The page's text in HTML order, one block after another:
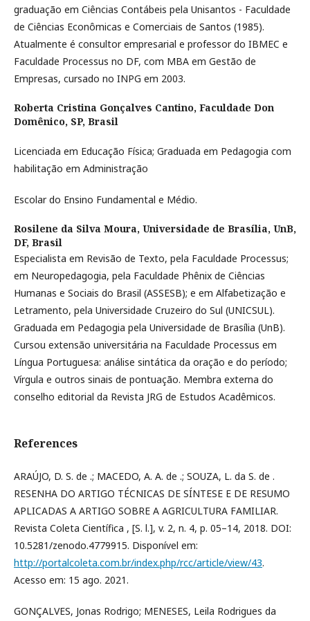
graduação em Ciências Contábeis pela Unisantos - Faculdade
de Ciências Econômicas e Comerciais de Santos (1985).
Atualmente é consultor empresarial e professor do IBMEC e
Faculdade Processus no DF, com MBA em Gestão de
Empresas, cursado no INPG em 2003.
Roberta Cristina Gonçalves Cantino, Faculdade Don
Domênico, SP, Brasil
Licenciada em Educação Física; Graduada em Pedagogia com
habilitação em Administração
Escolar do Ensino Fundamental e Médio.
Rosilene da Silva Moura, Universidade de Brasília, UnB,
DF, Brasil
Especialista em Revisão de Texto, pela Faculdade Processus;
em Neuropedagogia, pela Faculdade Phênix de Ciências
Humanas e Sociais do Brasil (ASSESB); e em Alfabetização e
Letramento, pela Universidade Cruzeiro do Sul (UNICSUL).
Graduada em Pedagogia pela Universidade de Brasília (UnB).
Cursou extensão universitária na Faculdade Processus em
Língua Portuguesa: análise sintática da oração e do período;
Vírgula e outros sinais de pontuação. Membra externa do
conselho editorial da Revista JRG de Estudos Acadêmicos.
References
ARAÚJO, D. S. de .; MACEDO, A. A. de .; SOUZA, L. da S. de .
RESENHA DO ARTIGO TÉCNICAS DE SÍNTESE E DE RESUMO
APLICADAS A ARTIGO SOBRE A AGRICULTURA FAMILIAR.
Revista Coleta Científica , [S. l.], v. 2, n. 4, p. 05–14, 2018. DOI:
10.5281/zenodo.4779915. Disponível em:
http://portalcoleta.com.br/index.php/rcc/article/view/43.
Acesso em: 15 ago. 2021.
GONÇALVES, Jonas Rodrigo; MENESES, Leila Rodrigues da